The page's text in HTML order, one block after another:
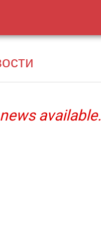
available.